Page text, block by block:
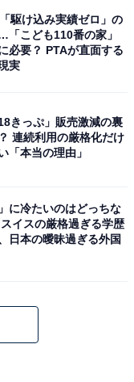
ルーレイ BOX1
で見る
駆け込み実績ゼロ」の
「こども110番の家」
必要？ PTAが直面する
実
18きっぷ」販売激減の裏
連続利用の厳格化だけ
「本当の理由」
」に冷たいのはどっちな
イスの厳格過ぎる学歴
日本の曖昧過ぎる外国